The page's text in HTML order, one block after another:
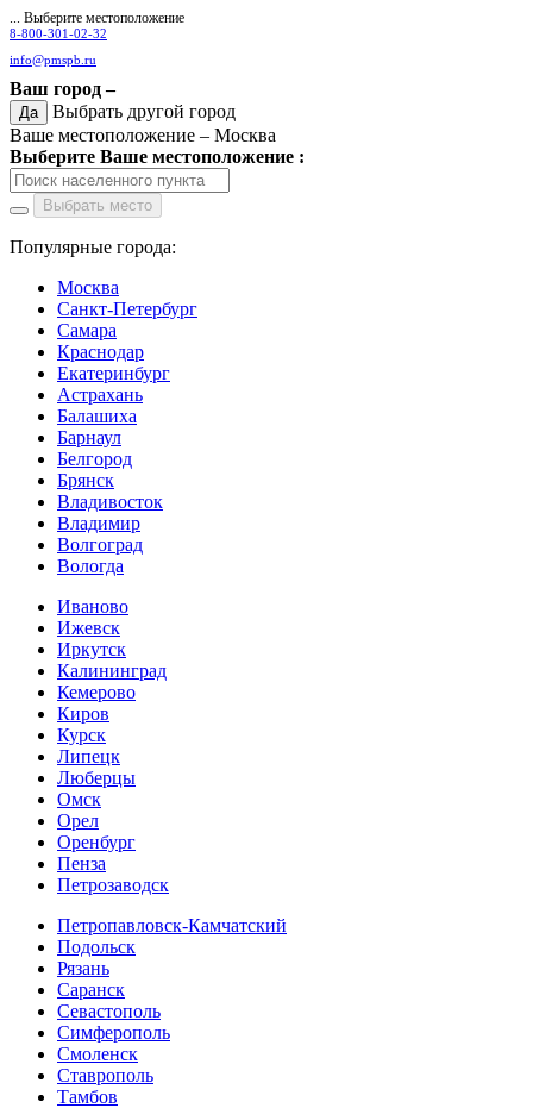
... Выберите местоположение
8-800-301-02-32
info@pmspb.ru
Ваш город –
Да
Выбрать другой город
Ваше местоположение – Москва
Выберите Ваше местоположение :
Выбрать место
Популярные города:
Москва
Санкт-Петербург
Самара
Краснодар
Екатеринбург
Астрахань
Балашиха
Барнаул
Белгород
Брянск
Владивосток
Владимир
Волгоград
Вологда
Иваново
Ижевск
Иркутск
Калининград
Кемерово
Киров
Курск
Липецк
Люберцы
Омск
Орел
Оренбург
Пенза
Петрозаводск
Петропавловск-Камчатский
Подольск
Рязань
Саранск
Севастополь
Симферополь
Смоленск
Ставрополь
Тамбов